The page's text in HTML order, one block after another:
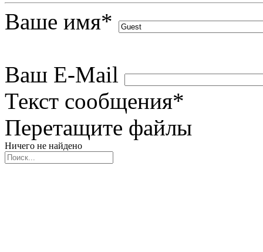
Ваше имя*
Ваш E-Mail
Текст сообщения*
Перетащите файлы
Ничего не найдено